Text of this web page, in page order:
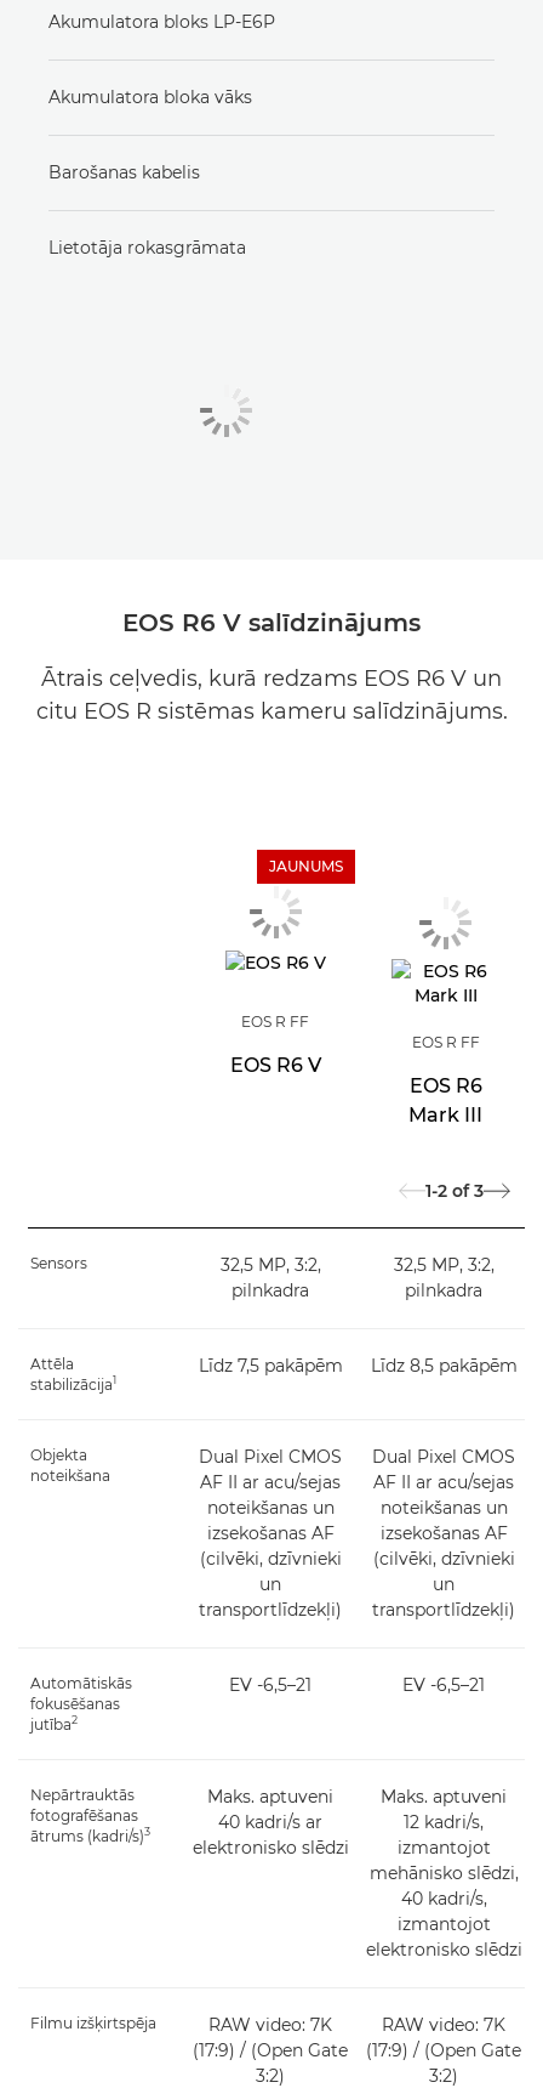
Akumulatora bloks LP-E6P
Akumulatora bloka vāks
Barošanas kabelis
Lietotāja rokasgrāmata
EOS R6 V salīdzinājums
Ātrais ceļvedis, kurā redzams EOS R6 V un
citu EOS R sistēmas kameru salīdzinājums.
JAUNUMS
EOS R FF
EOS R6 V
EOS R FF
EOS R6
Mark III
1-2 of 3
Sensors
32,5 MP, 3:2,
pilnkadra
32,5 MP, 3:2,
pilnkadra
Attēla
stabilizācija1
Līdz 7,5 pakāpēm Līdz 8,5 pakāpēm
Objekta
noteikšana
Dual Pixel CMOS
AF II ar acu/sejas
noteikšanas un
izsekošanas AF
(cilvēki, dzīvnieki
un
transportlīdzekļi)
Dual Pixel CMOS
AF II ar acu/sejas
noteikšanas un
izsekošanas AF
(cilvēki, dzīvnieki
un
transportlīdzekļi)
Automātiskās
fokusēšanas
jutība2
EV -6,5–21 EV -6,5–21
Nepārtrauktās
fotografēšanas
ātrums (kadri/s)3
Maks. aptuveni
40 kadri/s ar
elektronisko slēdzi
Maks. aptuveni
12 kadri/s,
izmantojot
mehānisko slēdzi,
40 kadri/s,
izmantojot
elektronisko slēdzi
Filmu izšķirtspēja
RAW video: 7K
(17:9) / (Open Gate
3:2)
RAW video: 7K
(17:9) / (Open Gate
3:2)